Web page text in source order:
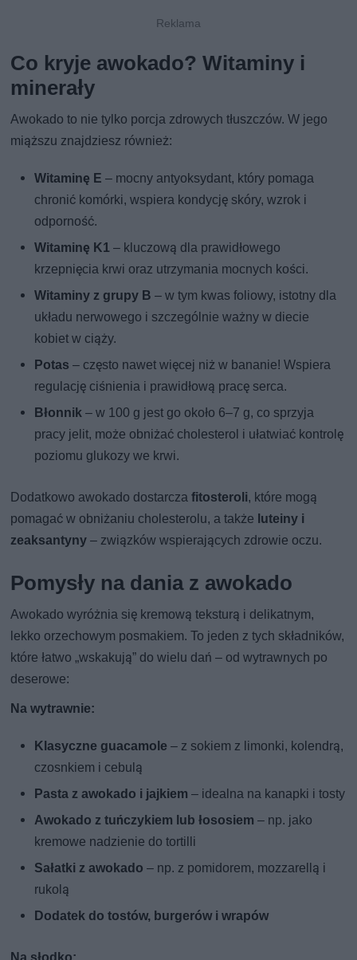
Co kryje awokado? Witaminy i
minerały
Awokado to nie tylko porcja zdrowych tłuszczów. W jego
miąższu znajdziesz również:
Witaminę E – mocny antyoksydant, który pomaga
chronić komórki, wspiera kondycję skóry, wzrok i
odporność.
Witaminę K1 – kluczową dla prawidłowego
krzepnięcia krwi oraz utrzymania mocnych kości.
Witaminy z grupy B – w tym kwas foliowy, istotny dla
układu nerwowego i szczególnie ważny w diecie
kobiet w ciąży.
Potas – często nawet więcej niż w bananie! Wspiera
regulację ciśnienia i prawidłową pracę serca.
Błonnik – w 100 g jest go około 6–7 g, co sprzyja
pracy jelit, może obniżać cholesterol i ułatwiać kontrolę
poziomu glukozy we krwi.
Dodatkowo awokado dostarczafitosteroli, które mogą
pomagać w obniżaniu cholesterolu, a także luteiny i
zeaksantyny – związków wspierających zdrowie oczu.
Pomysły na dania z awokado
Awokado wyróżnia się kremową teksturą i delikatnym,
lekko orzechowym posmakiem. To jeden z tych składników,
które łatwo „wskakują” do wielu dań – od wytrawnych po
deserowe:
Na wytrawnie:
Klasyczne guacamole – z sokiem z limonki, kolendrą,
czosnkiem i cebulą
Pasta z awokado i jajkiem – idealna na kanapki i tosty
Awokado z tuńczykiem lub łososiem – np. jako
kremowe nadzienie do tortilli
Sałatki z awokado – np. z pomidorem, mozzarellą i
rukolą
Dodatek do tostów, burgerów i wrapów